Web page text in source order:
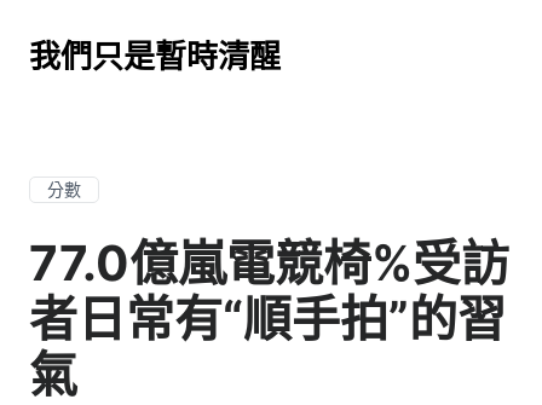
我們只是暫時清醒
分數
77.0億嵐電競椅%受訪
者日常有“順手拍”的習
氣